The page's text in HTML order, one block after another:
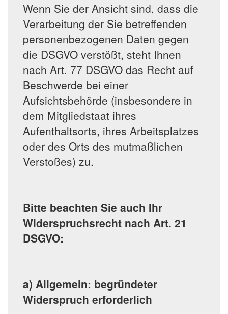
Wenn Sie der Ansicht sind, dass die
Verarbeitung der Sie betreffenden
personenbezogenen Daten gegen
die DSGVO verstößt, steht Ihnen
nach Art. 77 DSGVO das Recht auf
Beschwerde bei einer
Aufsichtsbehörde (insbesondere in
dem Mitgliedstaat ihres
Aufenthaltsorts, ihres Arbeitsplatzes
oder des Orts des mutmaßlichen
Verstoßes) zu.
Bitte beachten Sie auch Ihr
Widerspruchsrecht nach Art. 21
DSGVO:
a) Allgemein: begründeter
Widerspruch erforderlich